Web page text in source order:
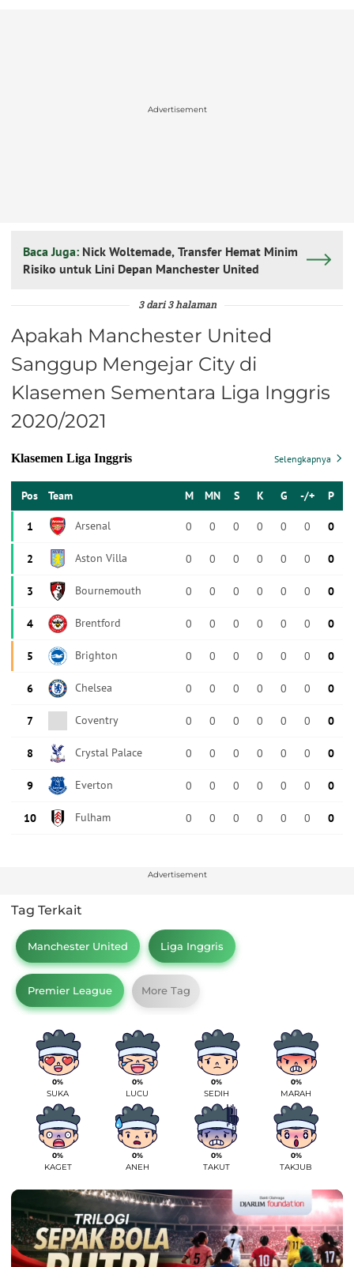
Advertisement
Baca Juga: Nick Woltemade, Transfer Hemat Minim
Risiko untuk Lini Depan Manchester United
3 dari 3 halaman
Apakah Manchester United
Sanggup Mengejar City di
Klasemen Sementara Liga Inggris
2020/2021
Advertisement
Tag Terkait
Manchester United Liga Inggris
Premier League More Tag
0%
SUKA
0%
LUCU
0%
SEDIH
0%
MARAH
0%
KAGET
0%
ANEH
0%
TAKUT
0%
TAKJUB